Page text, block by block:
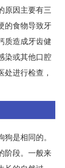
原因主要有三
的食物导致牙
质造成牙齿健
染或其他口腔
进行检查，
是相同的。
阶段。一般来